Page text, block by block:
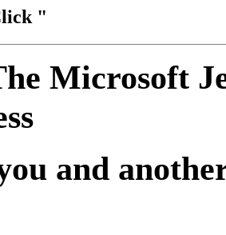
"
Microsoft
and